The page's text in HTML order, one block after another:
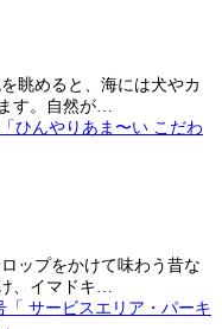
眺めると、海には犬やカ
す。自然が…
ップをかけて味わう昔な
、イマドキ…